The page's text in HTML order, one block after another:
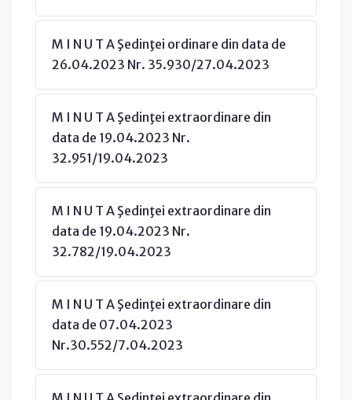
M I N U T A Şedinţei ordinare din data de
26.04.2023 Nr. 35.930/27.04.2023
M I N U T A Şedinţei extraordinare din
data de 19.04.2023 Nr.
32.951/19.04.2023
M I N U T A Şedinţei extraordinare din
data de 19.04.2023 Nr.
32.782/19.04.2023
M I N U T A Şedinţei extraordinare din
data de 07.04.2023
Nr.30.552/7.04.2023